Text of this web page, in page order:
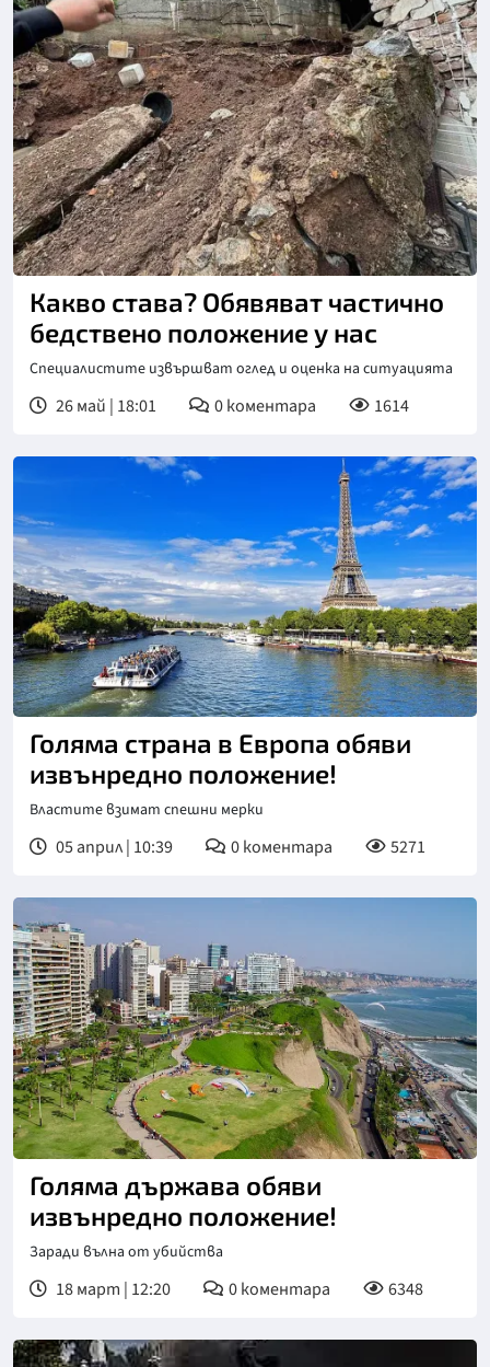
Снимка: Община Перник
Какво става? Обявяват частично
бедствено положение у нас
Специалистите извършват оглед и оценка на ситуацията
26 май | 18:01 0коментара 1614
Голяма страна в Европа обяви
извънредно положение!
Властите взимат спешни мерки
05 април | 10:39 0коментара 5271
Голяма държава обяви
извънредно положение!
Заради вълна от убийства
18 март | 12:20 0коментара 6348